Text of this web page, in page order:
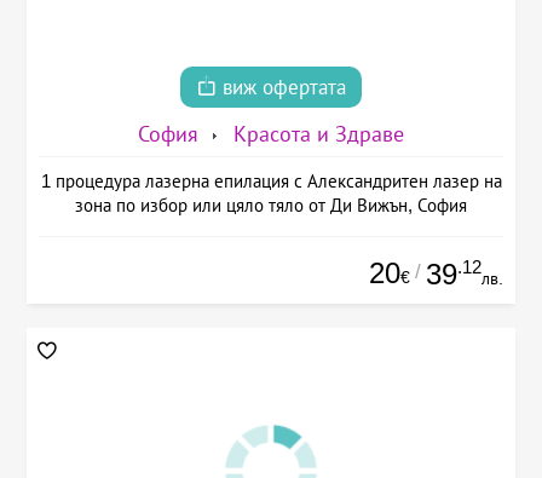
виж офертата
София Красота и Здраве
1 процедура лазерна епилация с Александритен лазер на
зона по избор или цяло тяло от Ди Вижън, София
20€ / 39.12
лв.